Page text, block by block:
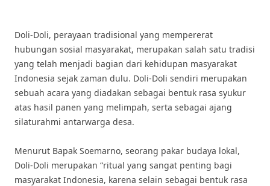
Doli-Doli, perayaan tradisional yang mempererat
hubungan sosial masyarakat, merupakan salah satu tradisi
yang telah menjadi bagian dari kehidupan masyarakat
Indonesia sejak zaman dulu. Doli-Doli sendiri merupakan
sebuah acara yang diadakan sebagai bentuk rasa syukur
atas hasil panen yang melimpah, serta sebagai ajang
silaturahmi antarwarga desa.
Menurut Bapak Soemarno, seorang pakar budaya lokal,
Doli-Doli merupakan “ritual yang sangat penting bagi
masyarakat Indonesia, karena selain sebagai bentuk rasa